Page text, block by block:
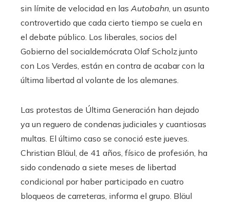
sin límite de velocidad en las Autobahn, un asunto
controvertido que cada cierto tiempo se cuela en
el debate público. Los liberales, socios del
Gobierno del socialdemócrata Olaf Scholz junto
con Los Verdes, están en contra de acabar con la
última libertad al volante de los alemanes.
Las protestas de Última Generación han dejado
ya un reguero de condenas judiciales y cuantiosas
multas. El último caso se conoció este jueves.
Christian Bläul, de 41 años, físico de profesión, ha
sido condenado a siete meses de libertad
condicional por haber participado en cuatro
bloqueos de carreteras, informa el grupo. Bläul